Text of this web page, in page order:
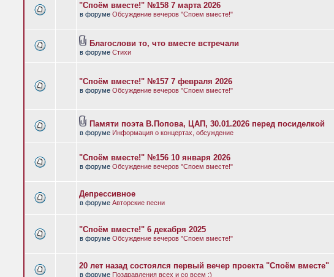
"Споём вместе!" №158 7 марта 2026
в форуме Обсуждение вечеров "Споем вместе!"
Благослови то, что вместе встречали
в форуме Стихи
"Споём вместе!" №157 7 февраля 2026
в форуме Обсуждение вечеров "Споем вместе!"
Памяти поэта В.Попова, ЦАП, 30.01.2026 перед посиделкой
в форуме Информация о концертах, обсуждение
"Споём вместе!" №156 10 января 2026
в форуме Обсуждение вечеров "Споем вместе!"
Депрессивное
в форуме Авторские песни
"Споём вместе!" 6 декабря 2025
в форуме Обсуждение вечеров "Споем вместе!"
20 лет назад состоялся первый вечер проекта "Споём вместе"
в форуме Поздравления всех и со всем :)